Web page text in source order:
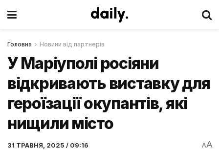
Головна Новини від партнерів
У Маріуполі росіяни
відкривають виставку для
героїзації окупантів, які
нищили місто
31 ТРАВНЯ, 2025 / 09:16 AA